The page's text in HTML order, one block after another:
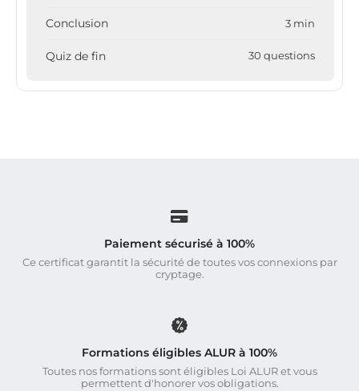
Conclusion 3 min
Quiz de fin 30 questions
Paiement sécurisé à 100%
Ce certificat garantit la sécurité de toutes vos connexions par
cryptage.
Formations éligibles ALUR à 100%
Toutes nos formations sont éligibles Loi ALUR et vous
permettent d'honorer vos obligations.